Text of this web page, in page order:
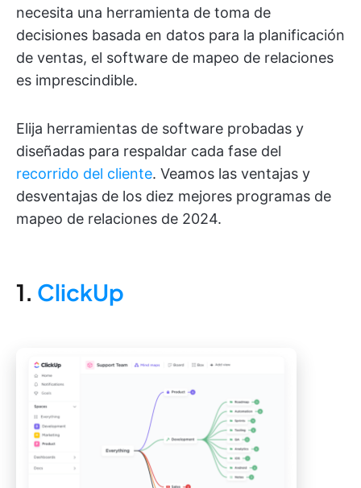
necesita una herramienta de toma de
decisiones basada en datos para la planificación
de ventas, el software de mapeo de relaciones
es imprescindible.
Elija herramientas de software probadas y
diseñadas para respaldar cada fase del
recorrido del cliente. Veamos las ventajas y
desventajas de los diez mejores programas de
mapeo de relaciones de 2024.
1. ClickUp